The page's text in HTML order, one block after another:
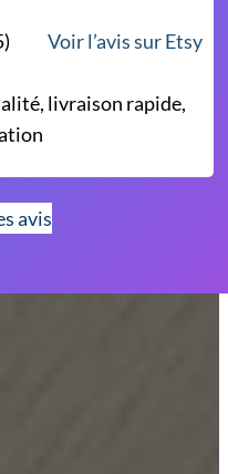
Voir l’avis sur Etsy
livraison rapide,
avis